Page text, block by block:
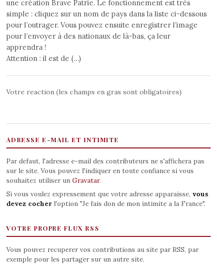
une création Brave Patrie. Le fonctionnement est très
simple : cliquez sur un nom de pays dans la liste ci-dessous
pour l’outrager. Vous pouvez ensuite enregistrer l’image
pour l’envoyer à des nationaux de là-bas, ça leur
apprendra !
Attention : il est de (…)
Votre reaction (les champs en gras sont obligatoires)
ADRESSE E-MAIL ET INTIMITE
Par defaut, l'adresse e-mail des contributeurs ne s'affichera pas
sur le site. Vous pouvez l'indiquer en toute confiance si vous
souhaitez utiliser un Gravatar.
Si vous voulez expressement que votre adresse apparaisse, vous
devez cocherl'option "Je fais don de mon intimite a la France".
VOTRE PROPRE FLUX RSS
Vous pouvez recuperer vos contributions au site par RSS, par
exemple pour les partager sur un autre site.